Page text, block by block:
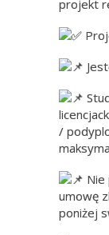
projekt
/
Nie
umowę
poniżej